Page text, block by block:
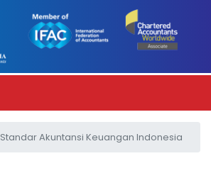
Standar Akuntansi Keuangan Indonesia